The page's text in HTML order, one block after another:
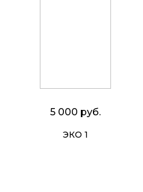
5 000 руб.
ЭКО 1